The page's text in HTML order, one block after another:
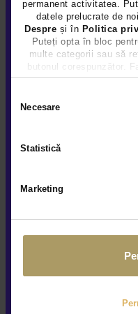
permanent activitatea.
datele prelucrate de
Despre și în Politica
Puteți opta în bloc
multe categorii sau să
butonul corespunzător.
care sunt activate
Necesare
Statistică
Marketing
18.490 €
TVA INCLUS
Hybrid Plug-In (benz)
Preț special Rulat